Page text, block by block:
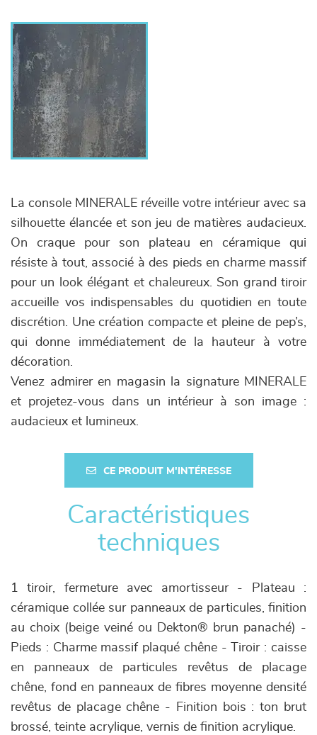
La console MINERALE réveille votre intérieur avec sa
silhouette élancée et son jeu de matières audacieux.
On craque pour son plateau en céramique qui
résiste à tout, associé à des pieds en charme massif
pour un look élégant et chaleureux. Son grand tiroir
accueille vos indispensables du quotidien en toute
discrétion. Une création compacte et pleine de pep’s,
qui donne immédiatement de la hauteur à votre
décoration.
Venez admirer en magasin la signature MINERALE
et projetez-vous dans un intérieur à son image :
audacieux et lumineux.
CE PRODUIT M'INTÉRESSE
Caractéristiques
techniques
1 tiroir, fermeture avec amortisseur - Plateau :
céramique collée sur panneaux de particules, finition
au choix (beige veiné ou Dekton® brun panaché) -
Pieds : Charme massif plaqué chêne - Tiroir : caisse
en panneaux de particules revêtus de placage
chêne, fond en panneaux de fibres moyenne densité
revêtus de placage chêne - Finition bois : ton brut
brossé, teinte acrylique, vernis de finition acrylique.